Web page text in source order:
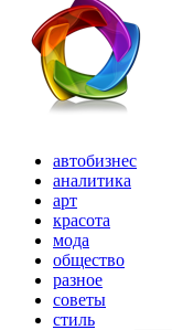
автобизнес
аналитика
арт
красота
мода
общество
разное
советы
стиль